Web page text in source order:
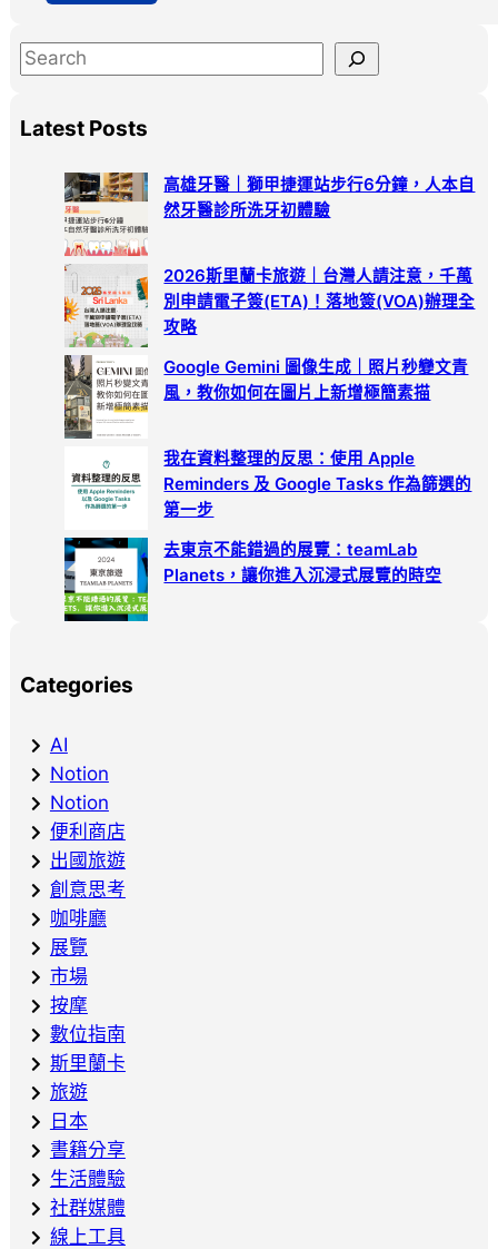
S
r
Latest Posts
高雄牙醫｜獅甲捷運站步行6分鐘，人本自
然牙醫診所洗牙初體驗
2026斯里蘭卡旅遊｜台灣人請注意，千萬
別申請電子簽(ETA)！落地簽(VOA)辦理全
攻略
Google Gemini 圖像生成｜照片秒變文青
風，教你如何在圖片上新增極簡素描
我在資料整理的反思：使用 Apple
Reminders 及 Google Tasks 作為篩選的
第一步
去東京不能錯過的展覽：teamLab
Planets，讓你進入沉浸式展覽的時空
Categories
AI
Notion
Notion
便利商店
出國旅遊
創意思考
咖啡廳
展覽
市場
按摩
數位指南
斯里蘭卡
旅遊
日本
書籍分享
生活體驗
社群媒體
線上工具